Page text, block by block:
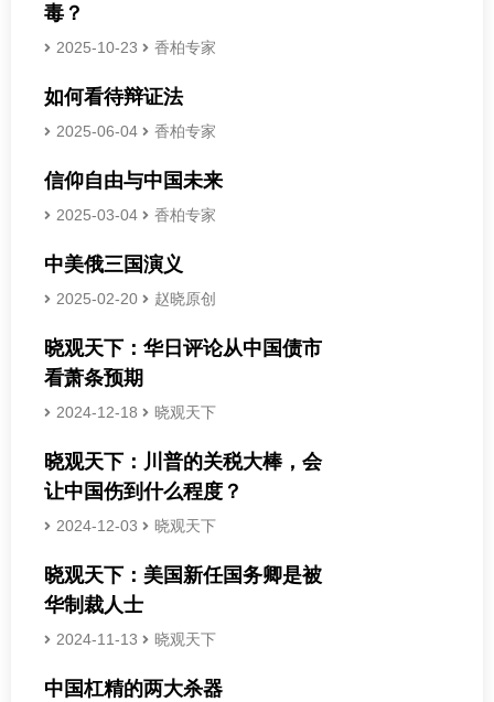
毒？
2025-10-23 香柏专家
如何看待辩证法
2025-06-04 香柏专家
信仰自由与中国未来
2025-03-04 香柏专家
中美俄三国演义
2025-02-20 赵晓原创
晓观天下：华日评论从中国债市
看萧条预期
2024-12-18 晓观天下
晓观天下：川普的关税大棒，会
让中国伤到什么程度？
2024-12-03 晓观天下
晓观天下：美国新任国务卿是被
华制裁人士
2024-11-13 晓观天下
中国杠精的两大杀器